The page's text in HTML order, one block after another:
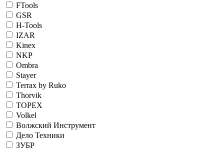
FTools
GSR
H-Tools
IZAR
Kinex
NKP
Ombra
Stayer
Terrax by Ruko
Thorvik
TOPEX
Volkel
Волжский Инструмент
Дело Техники
ЗУБР